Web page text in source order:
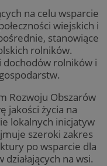
na celu wsparcie
wiejskich i
stanowiące
rolników.
dochodów rolników i
Rozwoju Obszarów
jakości życia na
lokalnych inicjatyw
szeroki zakres
po wsparcie dla
na wsi.